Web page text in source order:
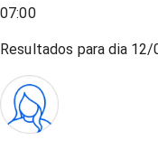
07:00
Resultados para dia 12/